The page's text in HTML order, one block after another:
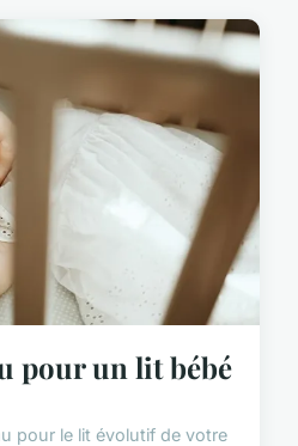
pour un lit bébé
pour le lit évolutif de votre